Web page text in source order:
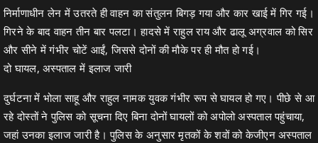
निर्माणाधीन लेन में उतरते ही वाहन का संतुलन बिगड़ गया और कार खाई में गिर गई।
गिरने के बाद वाहन तीन बार पलटा। हादसे में राहुल राय और ढालू अग्रवाल को सिर
और सीने में गंभीर चोटें आईं, जिससे दोनों की मौके पर ही मौत हो गई।
दो घायल, अस्पताल में इलाज जारी
दुर्घटना में भोला साहू और राहुल नामक युवक गंभीर रूप से घायल हो गए। पीछे से आ
रहे दोस्तों ने पुलिस को सूचना दिए बिना दोनों घायलों को अपोलो अस्पताल पहुंचाया,
जहां उनका इलाज जारी है। पुलिस के अनुसार मृतकों के शवों को केजीएन अस्पताल